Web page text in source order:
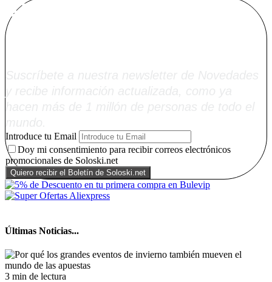
Alta Boletín
Introduce tu Email
Doy mi consentimiento para recibir correos electrónicos
promocionales de Soloski.net
Últimas Noticias...
3 min de lectura